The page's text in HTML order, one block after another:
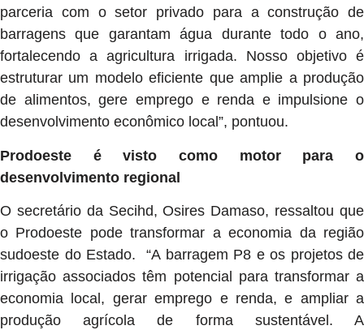
parceria com o setor privado para a construção de
barragens que garantam água durante todo o ano,
fortalecendo a agricultura irrigada. Nosso objetivo é
estruturar um modelo eficiente que amplie a produção
de alimentos, gere emprego e renda e impulsione o
desenvolvimento econômico local”, pontuou.
Prodoeste é visto como motor para o
desenvolvimento regional
O secretário da Secihd, Osires Damaso, ressaltou que
o Prodoeste pode transformar a economia da região
sudoeste do Estado. “A barragem P8 e os projetos de
irrigação associados têm potencial para transformar a
economia local, gerar emprego e renda, e ampliar a
produção agrícola de forma sustentável. A